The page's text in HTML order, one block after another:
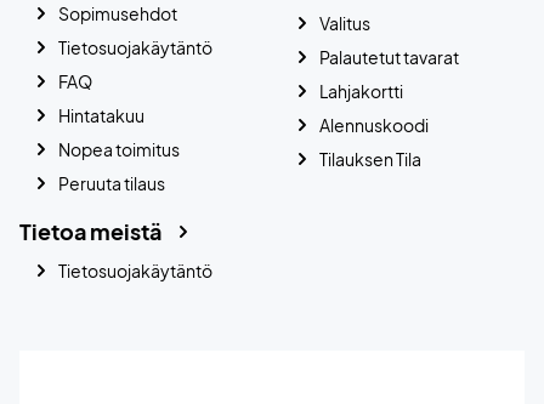
Sopimusehdot
Tietosuojakäytäntö
FAQ
Hintatakuu
Nopea toimitus
Peruuta tilaus
Valitus
Palautetut tavarat
Lahjakortti
Alennuskoodi
Tilauksen Tila
Tietoa meistä
Tietosuojakäytäntö